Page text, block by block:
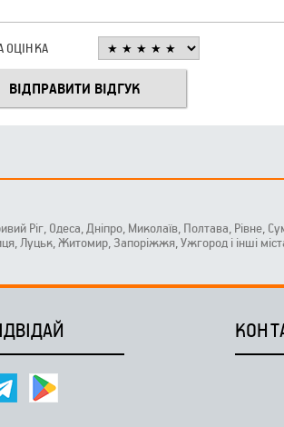
ОЦІНКА
Ріг, Одеса, Дніпро, Миколаїв, Полтава, Рівне,
Луцьк, Житомир, Запоріжжя, Ужгород і інші